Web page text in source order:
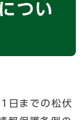
つい
日までの松伏